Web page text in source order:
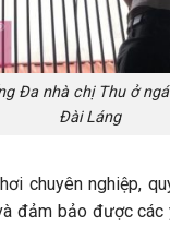
Đa nhà chị Thu ở
Đài Láng
chuyên nghiệp,
đảm bảo được